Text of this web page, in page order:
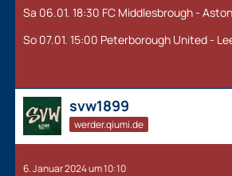
Sa 06.01. 18:30 FC Middlesbrough -
So 07.01. 15:00 Peterborough United -
svw1899
werder.qiumi.de
6. Januar 2024 um 10:10